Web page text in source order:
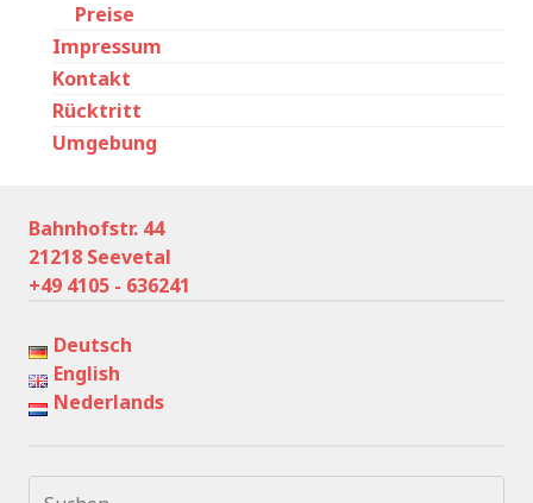
Preise
Impressum
Kontakt
Rücktritt
Umgebung
Bahnhofstr. 44
21218 Seevetal
+49 4105 - 636241
Deutsch
English
Nederlands